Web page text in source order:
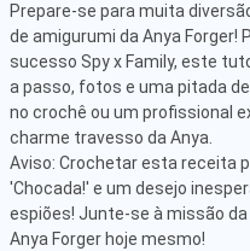
Prepare-se para muita
de amigurumi da Anya Forger!
sucesso Spy x Family, este
a passo, fotos e uma pitada
no crochê ou um profissional
charme travesso da Anya.
Aviso: Crochetar esta receita
'Chocada!' e um desejo
espiões! Junte-se à missão
Anya Forger hoje mesmo!